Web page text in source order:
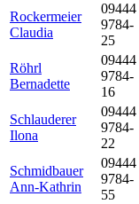
Rockermeier
Claudia
09444
9784-
25
Röhrl
Bernadette
09444
9784-
16
Schlauderer
Ilona
09444
9784-
22
Schmidbauer
Ann-Kathrin
09444
9784-
55